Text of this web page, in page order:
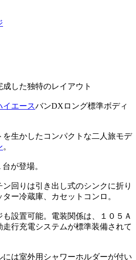
した独特のレイアウト
イエースバンDXロング標準ボディ
を生かしたコンパクトな二人旅モデ
。
が登場。
回りは引き出し式のシンクに折り
ー冷蔵庫、カセットコンロ。
設置可能。電装関係は、１０５Ａ
走行充電システムが標準装備されて
には室外用シャワーホルダーが付い